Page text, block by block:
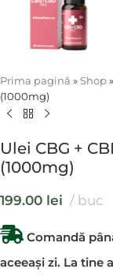
Prima pagină »Shop»
(1000mg)
Ulei CBG +
(1000mg)
199.00 lei buc
Comandă
aceeași zi. La tine